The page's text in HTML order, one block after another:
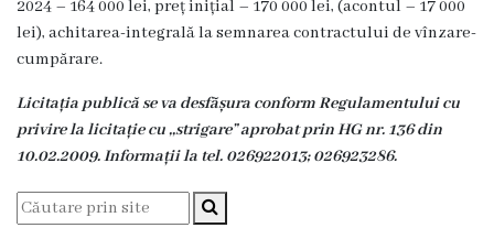
implementare
Proiecte
implementate
Planul
urbanistic
2024 – 164 000 lei, preț inițial – 170 000 lei, (acontul – 17 000
lei), achitarea-integrală la semnarea contractului de vînzare-
cumpărare.
Licitația publică se va desfășura conform Regulamentului cu
privire la licitație cu ,,strigare” aprobat prin HG nr. 136 din
10.02.2009. Informații la tel. 026922013; 026923286.